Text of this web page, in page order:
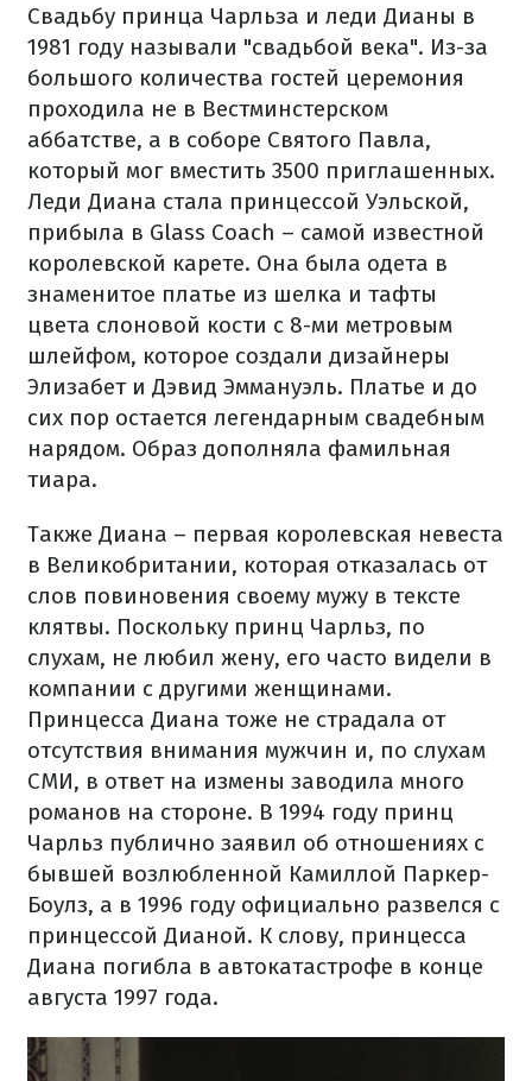
Свадьбу принца Чарльза и леди Дианы в
1981 году называли "свадьбой века". Из-за
большого количества гостей церемония
проходила не в Вестминстерском
аббатстве, а в соборе Святого Павла,
который мог вместить 3500 приглашенных.
Леди Диана стала принцессой Уэльской,
прибыла в Glass Coach – самой известной
королевской карете. Она была одета в
знаменитое платье из шелка и тафты
цвета слоновой кости с 8-ми метровым
шлейфом, которое создали дизайнеры
Элизабет и Дэвид Эммануэль. Платье и до
сих пор остается легендарным свадебным
нарядом. Образ дополняла фамильная
тиара.
Также Диана – первая королевская невеста
в Великобритании, которая отказалась от
слов повиновения своему мужу в тексте
клятвы. Поскольку принц Чарльз, по
слухам, не любил жену, его часто видели в
компании с другими женщинами.
Принцесса Диана тоже не страдала от
отсутствия внимания мужчин и, по слухам
СМИ, в ответ на измены заводила много
романов на стороне. В 1994 году принц
Чарльз публично заявил об отношениях с
бывшей возлюбленной Камиллой Паркер-
Боулз, а в 1996 году официально развелся с
принцессой Дианой. К слову, принцесса
Диана погибла в автокатастрофе в конце
августа 1997 года.